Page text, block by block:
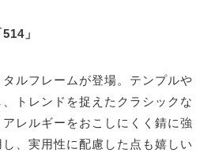
」
ルフレームが登場。テンプルや
トレンドを捉えたクラシックな
レルギーをおこしにくく錆に強
、実用性に配慮した点も嬉しい